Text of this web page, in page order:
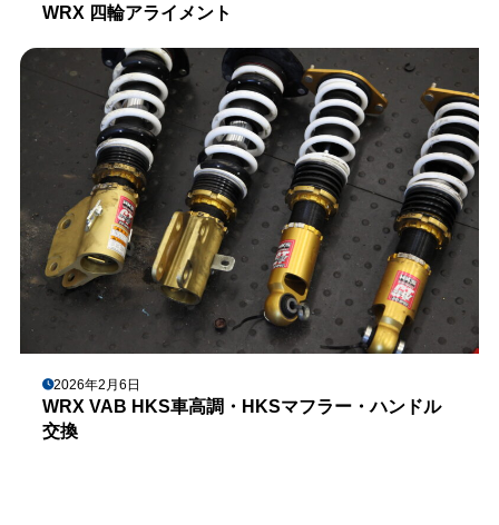
WRX 四輪アライメント
2026年2月6日
WRX VAB HKS車高調・HKSマフラー・ハンドル
交換